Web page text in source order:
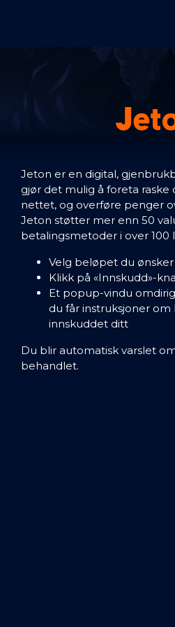
Jeton er en digital,
gjør det mulig å foreta raske
nettet, og overføre penger
Jeton støtter mer enn 50
betalingsmetoder i over 100
Velg beløpet du ønsker
Klikk på «Innskudd»-
Et popup-vindu
du får instruksjoner
innskuddet ditt
Du blir automatisk varslet
behandlet.